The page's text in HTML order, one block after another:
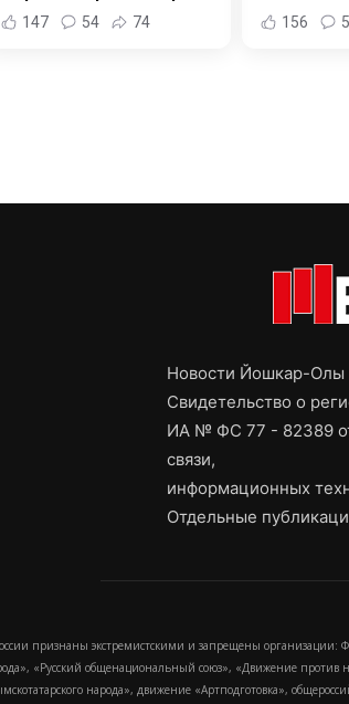
147 54 74 156
Новости Йошкар-Олы
Свидетельство о
ИА № ФС 77 - 82389
связи,
информационных
Отдельные
признаны экстремистскими и запрещены
«Русский общенациональный союз», «Движение
народа», движение «Артподготовка»,